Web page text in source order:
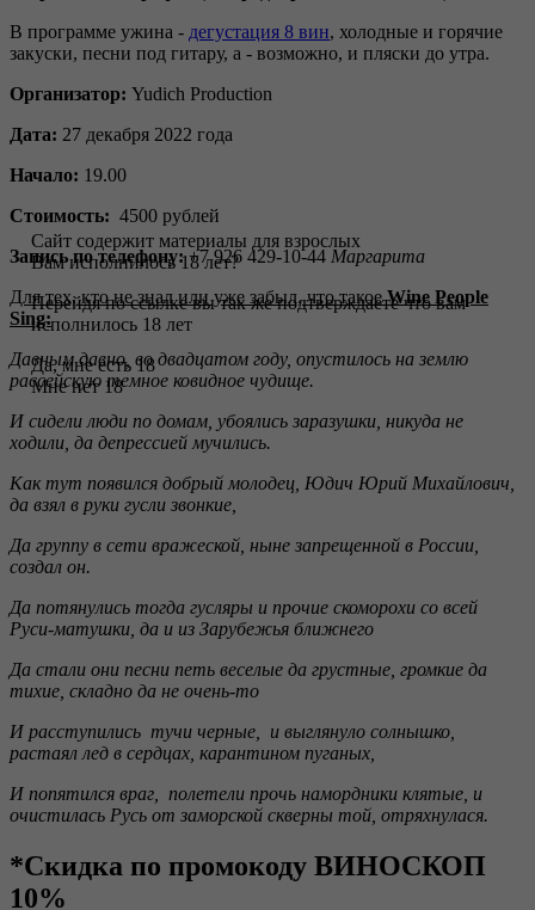
В программе ужина - дегустация 8 вин, холодные и горячие
закуски, песни под гитару, а - возможно, и пляски до утра.
Организатор: Yudich Production
Дата: 27 декабря 2022 года
Начало: 19.00
Стоимость: 4500 рублей
Запись по телефону:+7 926 429-10-44 Маргарита
Для тех, кто не знал или уже забыл, что такоеWine People
Sing:
Давным давно, во двадцатом году, опустилось на землю
рассейскую темное ковидное чудище.
И сидели люди по домам, убоялись заразушки, никуда не
ходили, да депрессией мучились.
Как тут появился добрый молодец, Юдич Юрий Михайлович,
да взял в руки гусли звонкие,
Да группу в сети вражеской, ныне запрещенной в России,
создал он.
Да потянулись тогда гусляры и прочие скоморохи со всей
Руси-матушки, да и из Зарубежья ближнего
Да стали они песни петь веселые да грустные, громкие да
тихие, складно да не очень-то
И расступились тучи черные, и выглянуло солнышко,
растаял лед в сердцах, карантином пуганых,
И попятился враг, полетели прочь намордники клятые, и
очистилась Русь от заморской скверны той, отряхнулася.
*Скидка по промокоду ВИНОСКОП
10%
Сайт содержит материалы для взрослых
Вам исполнилось 18 лет?
Перейдя по ссылке вы так же подтверждаете что вам
исполнилось 18 лет
Да, мне есть 18
Мне нет 18